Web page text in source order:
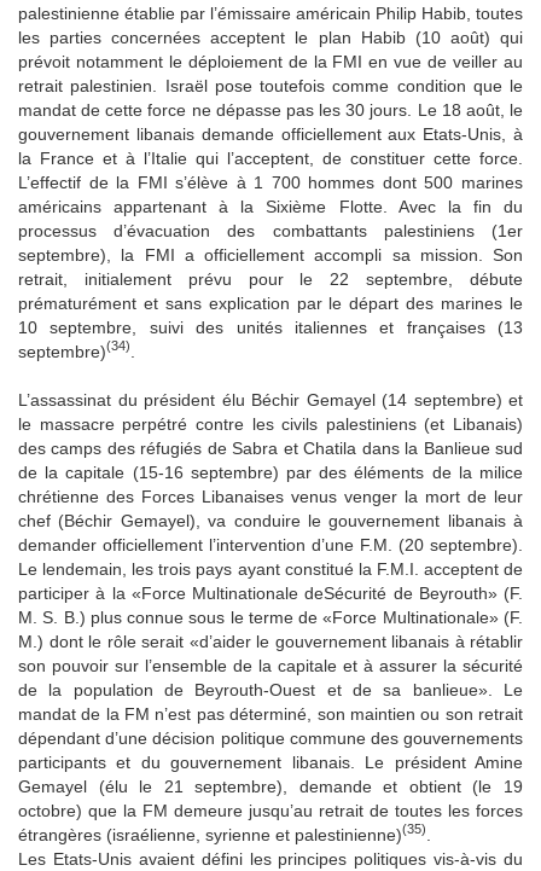
palestinienne établie par l’émissaire américain Philip Habib, toutes
les parties concernées acceptent le plan Habib (10 août) qui
prévoit notamment le déploiement de la FMI en vue de veiller au
retrait palestinien. Israël pose toutefois comme condition que le
mandat de cette force ne dépasse pas les 30 jours. Le 18 août, le
gouvernement libanais demande officiellement aux Etats-Unis, à
la France et à l’Italie qui l’acceptent, de constituer cette force.
L’effectif de la FMI s’élève à 1 700 hommes dont 500 marines
américains appartenant à la Sixième Flotte. Avec la fin du
processus d’évacuation des combattants palestiniens (1er
septembre), la FMI a officiellement accompli sa mission. Son
retrait, initialement prévu pour le 22 septembre, débute
prématurément et sans explication par le départ des marines le
10 septembre, suivi des unités italiennes et françaises (13
septembre)(34)
L’assassinat du président élu Béchir Gemayel (14 septembre) et
le massacre perpétré contre les civils palestiniens (et Libanais)
des camps des réfugiés de Sabra et Chatila dans la Banlieue sud
de la capitale (15-16 septembre) par des éléments de la milice
chrétienne des Forces Libanaises venus venger la mort de leur
chef (Béchir Gemayel), va conduire le gouvernement libanais à
demander officiellement l’intervention d’une F.M. (20 septembre).
Le lendemain, les trois pays ayant constitué la F.M.I. acceptent de
participer à la «Force Multinationale deSécurité de Beyrouth» (F.
M. S. B.) plus connue sous le terme de «Force Multinationale» (F.
M.) dont le rôle serait «d’aider le gouvernement libanais à rétablir
son pouvoir sur l’ensemble de la capitale et à assurer la sécurité
de la population de Beyrouth-Ouest et de sa banlieue». Le
mandat de la FM n’est pas déterminé, son maintien ou son retrait
dépendant d’une décision politique commune des gouvernements
participants et du gouvernement libanais. Le président Amine
Gemayel (élu le 21 septembre), demande et obtient (le 19
octobre) que la FM demeure jusqu’au retrait de toutes les forces
étrangères (israélienne, syrienne et palestinienne)(35)
Les Etats-Unis avaient défini les principes politiques vis-à-vis du